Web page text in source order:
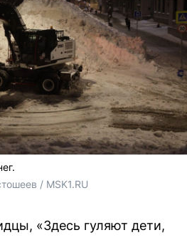
/ MSK1.RU
«Здесь гуляют дети,